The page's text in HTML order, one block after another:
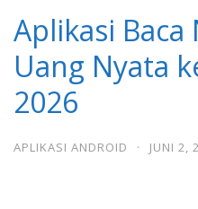
Aplikasi
Uang Nyata
2026
APLIKASI ANDROID · JUNI 2,